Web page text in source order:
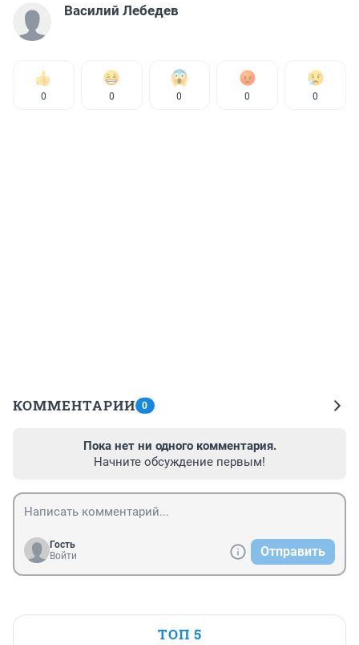
Василий Лебедев
0 0 0 0 0
КОММЕНТАРИИ 0
Пока нет ни одного комментария.
Начните обсуждение первым!
Гость
Войти
Отправить
ТОП 5